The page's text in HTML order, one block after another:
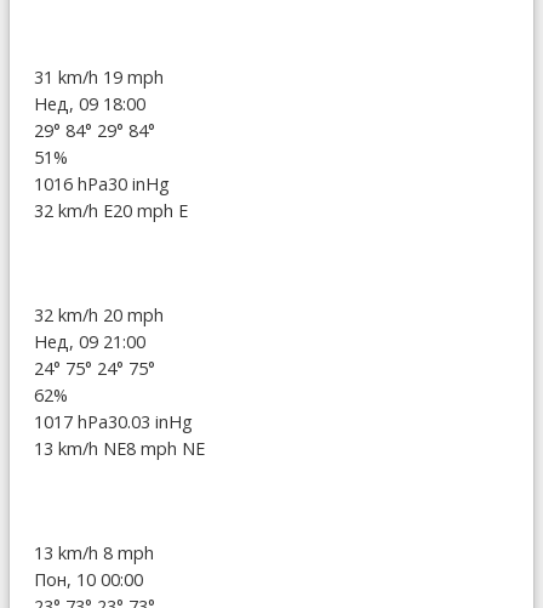
31 km/h 19 mph
Нед, 09 18:00
29° 84° 29° 84°
51%
1016 hPa30 inHg
32 km/h E20 mph E
32 km/h 20 mph
Нед, 09 21:00
24° 75° 24° 75°
62%
1017 hPa30.03 inHg
13 km/h NE8 mph NE
13 km/h 8 mph
Пон, 10 00:00